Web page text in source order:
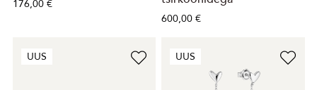
176,00 €
600,00 €
UUS UUS